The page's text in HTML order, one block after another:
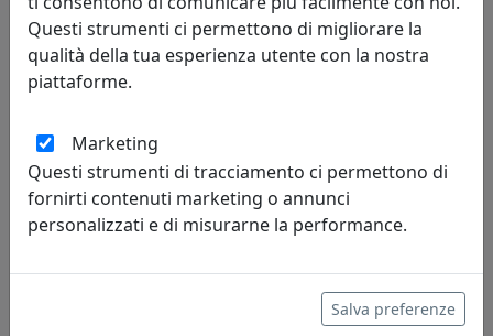
SET DI TRE TAVOLINI SOVRAPPONIBILI SIMPLY, VESTA HOME,
TRASPARENTE 23727-00
Vesta Home
Questi strumenti ci permettono di migliorare la
qualità della tua esperienza utente con la nostra
piattaforme.
Marketing
Questi strumenti di tracciamento ci permettono di
fornirti contenuti marketing o annunci
personalizzati e di misurarne la performance.
Salva preferenze